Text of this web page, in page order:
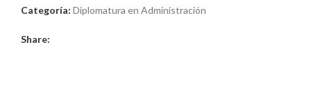
Categoría: Diplomatura en Administración
Share: